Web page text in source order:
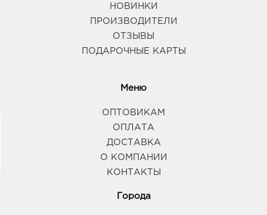
НОВИНКИ
ПРОИЗВОДИТЕЛИ
ОТЗЫВЫ
ПОДАРОЧНЫЕ КАРТЫ
Меню
ОПТОВИКАМ
ОПЛАТА
ДОСТАВКА
О КОМПАНИИ
КОНТАКТЫ
Города